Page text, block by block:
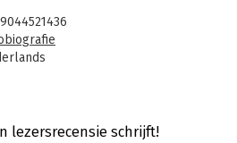
lezersrecensie schrijft!